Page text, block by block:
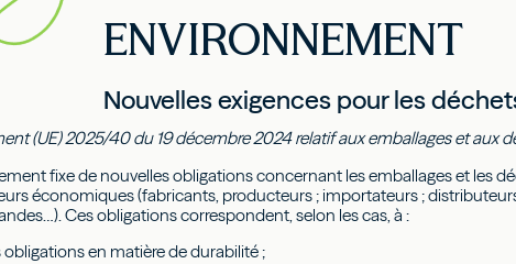
ENVIRONNEMENT
Nouvelles exigences pour les
(UE) 2025/40 du 19 décembre 2024 relatif aux emballages et aux
fixe de nouvelles obligations concernant les emballages et les
économiques (fabricants, producteurs ; importateurs ;
Ces obligations correspondent, selon les cas, à :
obligations en matière de durabilité ;